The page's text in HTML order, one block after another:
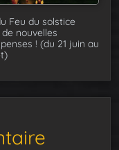
Feu du solstice
de nouvelles
! (du 21 juin au